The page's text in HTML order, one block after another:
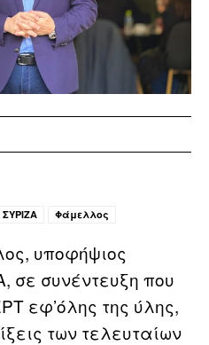
ΣΥΡΙΖΑ Φάμελλος
υποφήψιος
σε συνέντευξη που
εφ’όλης της ύλης,
των τελευταίων